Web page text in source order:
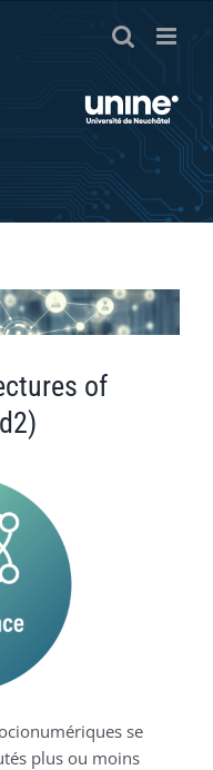
of
se
plus ou moins